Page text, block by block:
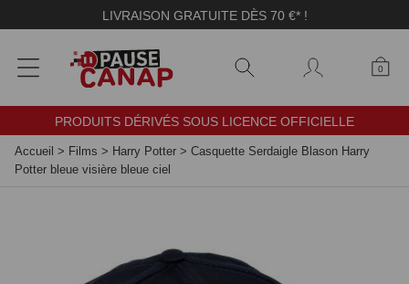
LIVRAISON GRATUITE DÈS 70 €* !
0
PRODUITS DÉRIVÉS SOUS LICENCE OFFICIELLE
Accueil > Films > Harry Potter > Casquette Serdaigle Blason Harry
Potter bleue visière bleue ciel
Panneau de gestion des cookies